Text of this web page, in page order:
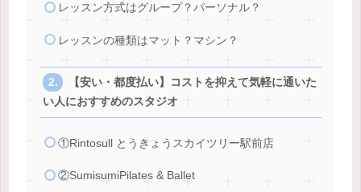
レッスン方式はグループ？パーソナル？
レッスンの種類はマット？マシン？
【安い・都度払い】コストを抑えて気軽に通いた
い人におすすめのスタジオ
①Rintosull とうきょうスカイツリー駅前店
②SumisumiPilates & Ballet